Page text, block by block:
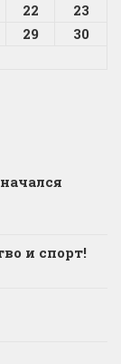
22
23
29
30
и спорт!